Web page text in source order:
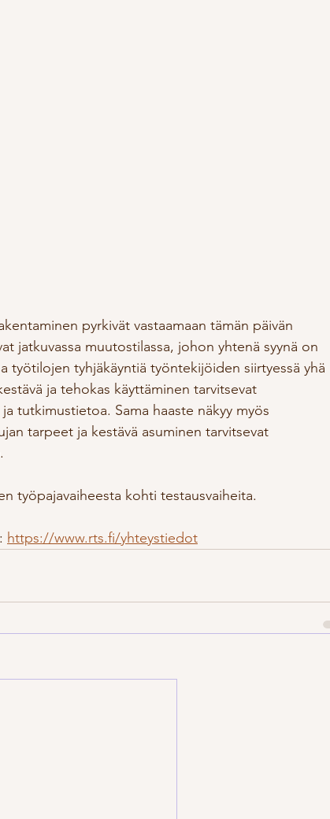
pyrkivät vastaamaan tämän päivän
jatkuvassa muutostilassa, johon yhtenä syynä on
työtilojen tyhjäkäyntiä työntekijöiden siirtyessä yhä
ja tehokas käyttäminen tarvitsevat
tutkimustietoa. Sama haaste näkyy myös
tarpeet ja kestävä asuminen tarvitsevat
työpajavaiheesta kohti testausvaiheita.
https://www.rts.fi/yhteystiedot